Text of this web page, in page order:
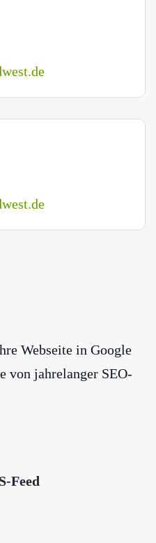
Webseite in Google
von jahrelanger SEO-
Feed